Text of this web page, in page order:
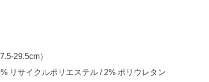
29.5cm）
リサイクルポリエステル / 2% ポリウレタン